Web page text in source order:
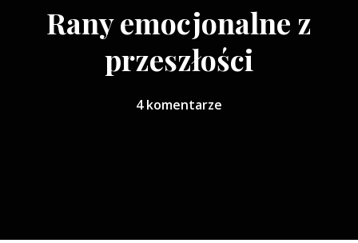
Rany emocjonalne z
przeszłości
4 komentarze